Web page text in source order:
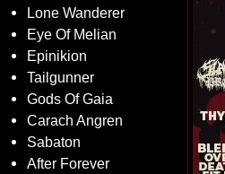
Lone Wanderer
Eye Of Melian
Epinikion
Tailgunner
Gods Of Gaia
Carach Angren
Sabaton
After Forever